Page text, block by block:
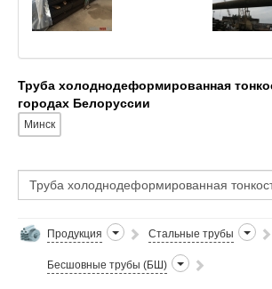
Труба холоднодеформированная
городах Белоруссии
Минск
Продукция Стальные трубы
Бесшовные трубы (БШ)